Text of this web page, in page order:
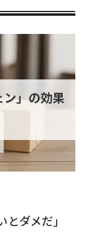
」の効果
ダメだ」